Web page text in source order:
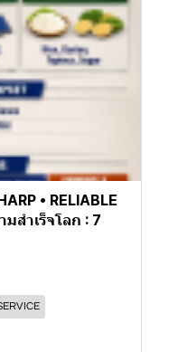
• RELIABLE
สำเร็จโลก : 7